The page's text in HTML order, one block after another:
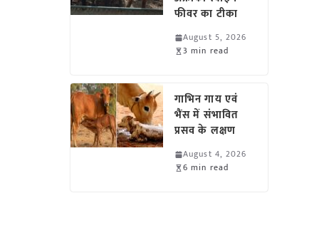
फीवर का टीका
August 5, 2026
3 min read
गाभिन गाय एवं
भैंस में संभावित
प्रसव के लक्षण
August 4, 2026
6 min read